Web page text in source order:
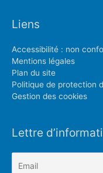
Liens
Accessibilité : non
Mentions légales
Plan du site
Politique de protection
Gestion des cookies
Lettre